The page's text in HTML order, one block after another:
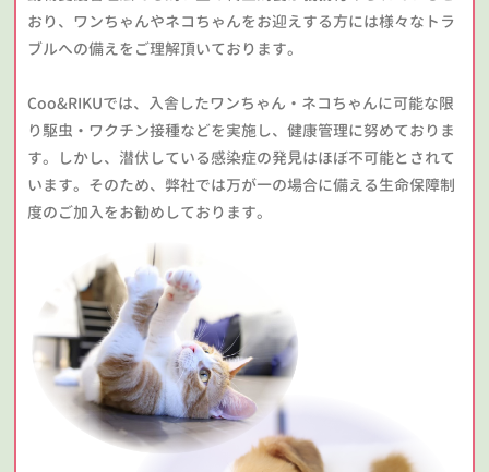
おり、ワンちゃんやネコちゃんをお迎えする方には様々なトラ
ブルへの備えをご理解頂いております。
Coo&RIKUでは、入舎したワンちゃん・ネコちゃんに可能な限
り駆虫・ワクチン接種などを実施し、健康管理に努めておりま
す。しかし、潜伏している感染症の発見はほぼ不可能とされて
います。そのため、弊社では万が一の場合に備える生命保障制
度のご加入をお勧めしております。